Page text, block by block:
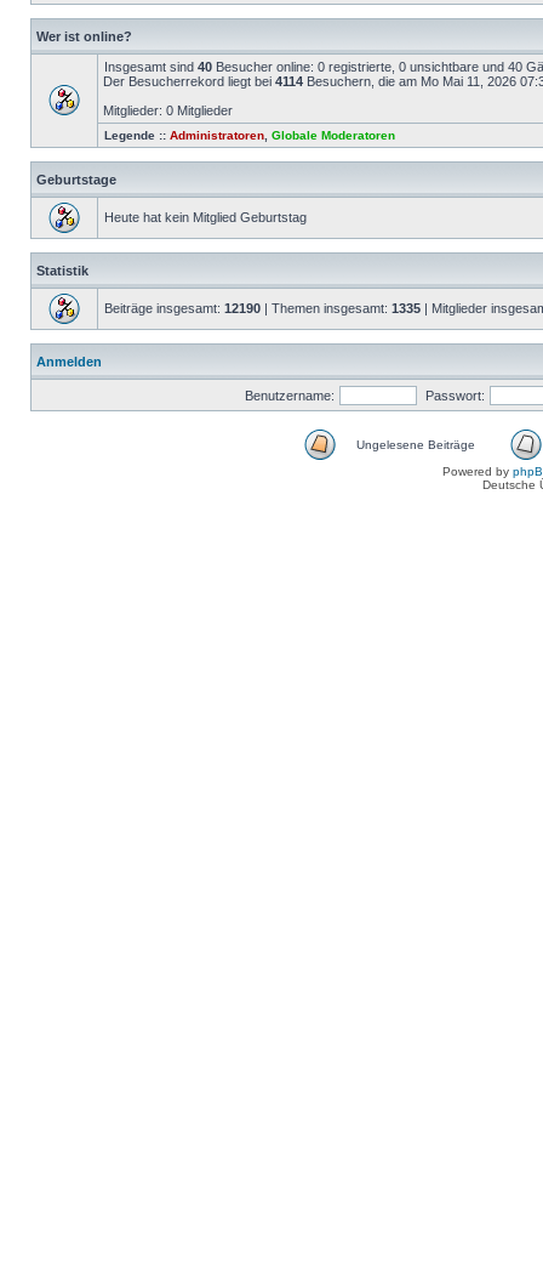
Wer ist online?
Insgesamt sind 40 Besucher online: 0 registrierte, 0 unsichtbare und 40
Der Besucherrekord liegt bei 4114 Besuchern, die am Mo Mai 11, 2026
Mitglieder: 0 Mitglieder
Legende :: Administratoren Globale Moderatoren
Geburtstage
Heute hat kein Mitglied Geburtstag
Statistik
Beiträge insgesamt: 12190 | Themen insgesamt: 1335 | Mitglieder
Anmelden
Benutzername: Passwort:
Ungelesene Beiträge
Powered by
Deutsche